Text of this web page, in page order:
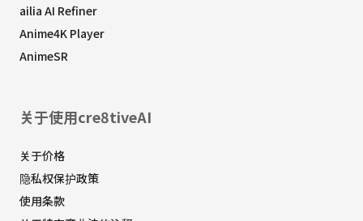
ailia AI Refiner
Anime4K Player
AnimeSR
关于使用cre8tiveAI
关于价格
隐私权保护政策
使用条款